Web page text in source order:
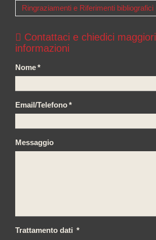
Ringraziamenti e Riferimenti bibliografici
Contattaci e chiedici maggiori
informazioni
Nome*
Email/Telefono*
Messaggio
Trattamento dati *